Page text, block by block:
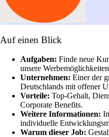
Auf einen Blick
Aufgaben: Finde neue
unsere
Unternehmen: Einer der
Deutschlands mit offener
Vorteile: Top-Gehalt,
Corporate Benefits.
Weitere Informationen:
individuelle
Warum dieser Job: